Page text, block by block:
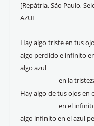
[Repátria, São Paulo,
AZUL
Hay algo triste en tus
algo perdido e infinito
algo azul
en la
Hay algo de tus ojos en
en el
algo infinito en el azul